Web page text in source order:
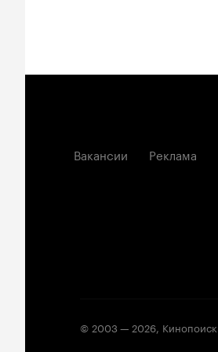
Вакансии Реклама
© 2003 —2026, Кинопоиск